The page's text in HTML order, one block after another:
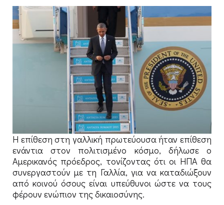
Η επίθεση στη γαλλική πρωτεύουσα ήταν επίθεση
ενάντια στον πολιτισμένο κόσμο, δήλωσε ο
Αμερικανός πρόεδρος, τονίζοντας ότι οι ΗΠΑ θα
συνεργαστούν με τη Γαλλία, για να καταδιώξουν
από κοινού όσους είναι υπεύθυνοι ώστε να τους
φέρουν ενώπιον της δικαιοσύνης.